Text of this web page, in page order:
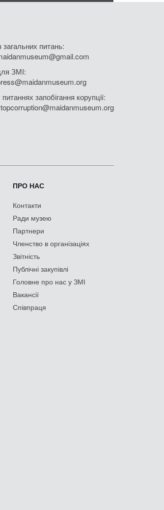
загальних питань:
ЗМІ:
питаннях запобігання корупції:
ПРО НАС
Контакти
Ради музею
Партнери
Членство в організаціях
Звітність
Публічні закупівлі
Головне про нас у ЗМІ
Вакансії
Співпраця